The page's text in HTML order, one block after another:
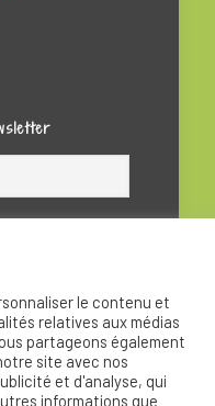
le contenu et
relatives aux médias
partageons également
site avec nos
et d'analyse, qui
informations que